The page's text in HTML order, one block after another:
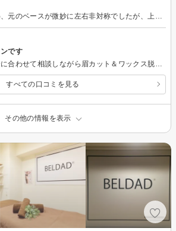
です
すべての口コミを見る
その他の情報を表示